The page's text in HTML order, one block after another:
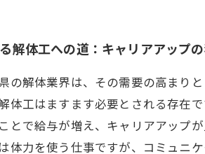
解体工への道：キャリアアップ
の解体業界は、その需要の高まり
体工はますます必要とされる存在
とで給与が増え、キャリアアップ
体力を使う仕事ですが、コミュニ